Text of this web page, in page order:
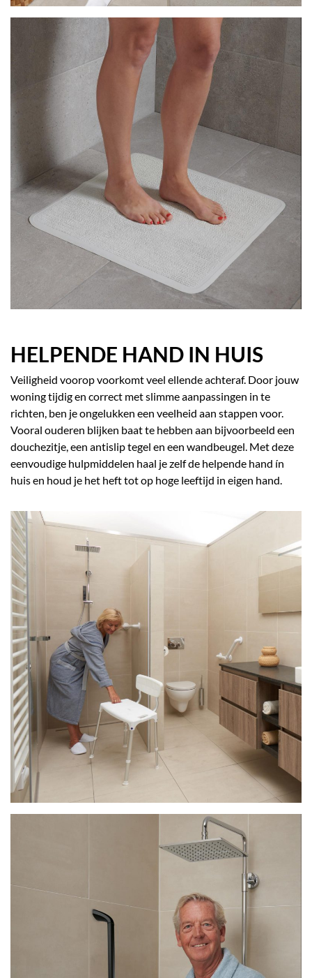
HELPENDE HAND IN HUIS
Veiligheid voorop voorkomt veel ellende achteraf. Door jouw
woning tijdig en correct met slimme aanpassingen in te
richten, ben je ongelukken een veelheid aan stappen voor.
Vooral ouderen blijken baat te hebben aan bijvoorbeeld een
douchezitje, een antislip tegel en een wandbeugel. Met deze
eenvoudige hulpmiddelen haal je zelf de helpende hand ín
huis en houd je het heft tot op hoge leeftijd in eigen hand.